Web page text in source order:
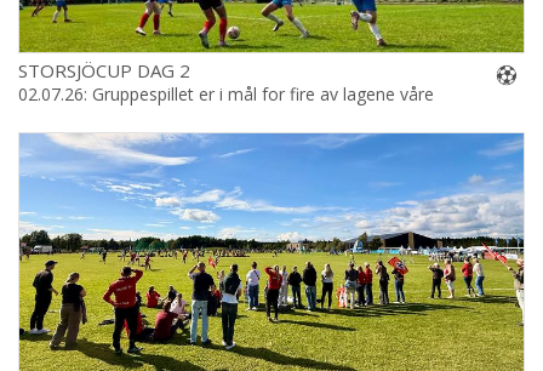
STORSJÖCUP DAG 2
02.07.26: Gruppespillet er i mål for fire av lagene våre